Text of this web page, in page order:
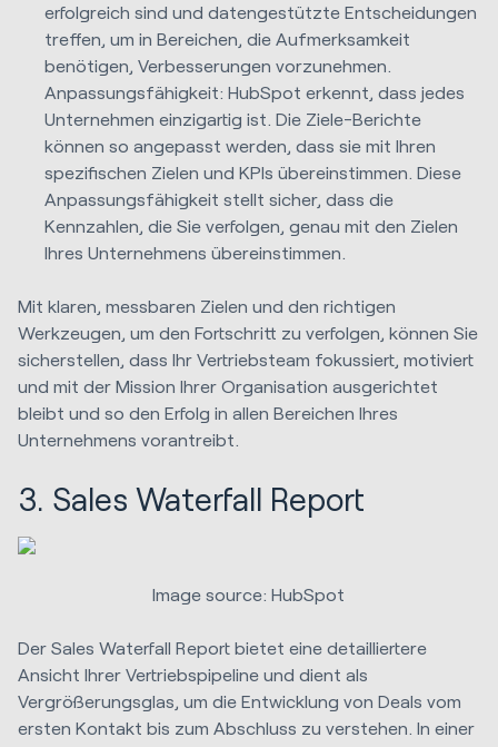
erfolgreich sind und datengestützte Entscheidungen
treffen, um in Bereichen, die Aufmerksamkeit
benötigen, Verbesserungen vorzunehmen.
Anpassungsfähigkeit: HubSpot erkennt, dass jedes
Unternehmen einzigartig ist. Die Ziele-Berichte
können so angepasst werden, dass sie mit Ihren
spezifischen Zielen und KPIs übereinstimmen. Diese
Anpassungsfähigkeit stellt sicher, dass die
Kennzahlen, die Sie verfolgen, genau mit den Zielen
Ihres Unternehmens übereinstimmen.
Mit klaren, messbaren Zielen und den richtigen
Werkzeugen, um den Fortschritt zu verfolgen, können Sie
sicherstellen, dass Ihr Vertriebsteam fokussiert, motiviert
und mit der Mission Ihrer Organisation ausgerichtet
bleibt und so den Erfolg in allen Bereichen Ihres
Unternehmens vorantreibt.
3. Sales Waterfall Report
Image source: HubSpot
Der Sales Waterfall Report bietet eine detailliertere
Ansicht Ihrer Vertriebspipeline und dient als
Vergrößerungsglas, um die Entwicklung von Deals vom
ersten Kontakt bis zum Abschluss zu verstehen. In einer